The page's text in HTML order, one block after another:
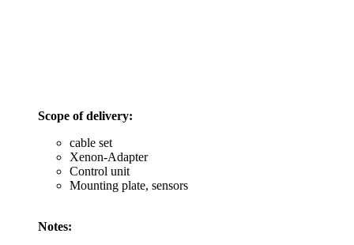
Scope of delivery:
cable set
Xenon-Adapter
Control unit
Mounting plate, sensors
Notes: